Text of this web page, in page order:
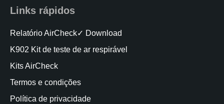
Links rápidos
Relatório AirCheck✓ Download
K902 Kit de teste de ar respirável
Kits AirCheck
Termos e condições
Política de privacidade